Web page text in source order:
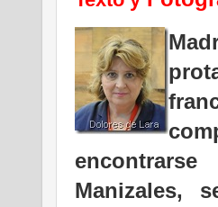
Manizales,